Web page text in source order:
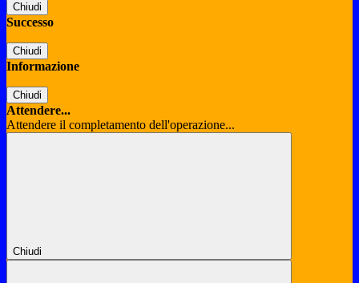
Chiudi
Successo
Chiudi
Informazione
Chiudi
Attendere...
Attendere il completamento dell'operazione...
Chiudi